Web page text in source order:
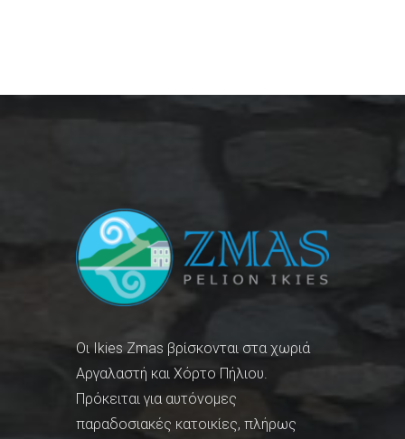
Οι Ikies Zmas βρίσκονται στα χωριά
Αργαλαστή και Χόρτο Πήλιου.
Πρόκειται για αυτόνομες
παραδοσιακές κατοικίες, πλήρως